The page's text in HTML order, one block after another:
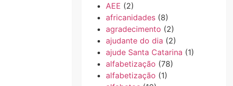
AEE (2)
africanidades(8)
agradecimento (2)
ajudante do dia (2)
ajude Santa Catarina (1)
alfabetização (78)
alfabetização (1)